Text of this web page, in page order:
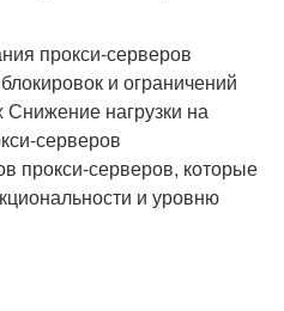
прокси-серверов
и ограничений
Снижение нагрузки на
серверов
прокси-серверов, которые
и уровню